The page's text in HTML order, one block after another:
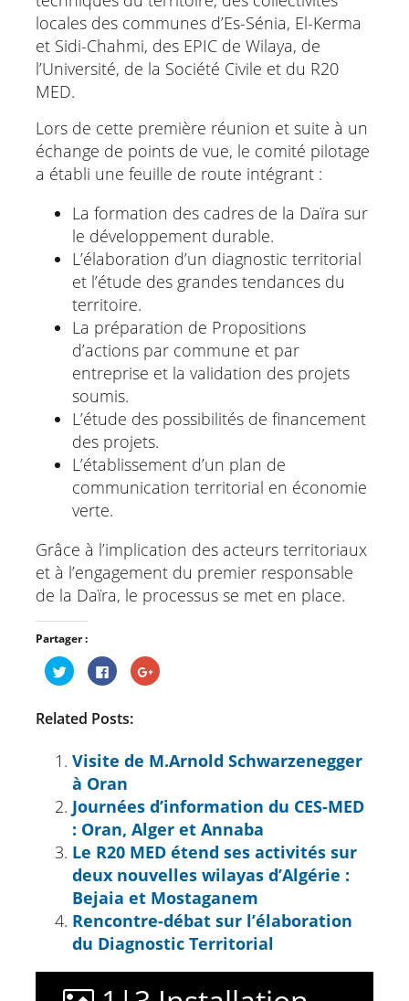
locales des communes d’Es-Sénia, El-Kerma
et Sidi-Chahmi, des EPIC de Wilaya, de
l’Université, de la Société Civile et du R20
MED.
Lors de cette première réunion et suite à un
échange de points de vue, le comité pilotage
a établi une feuille de route intégrant :
La formation des cadres de la Daïra sur
le développement durable.
L’élaboration d’un diagnostic territorial
et l’étude des grandes tendances du
territoire.
La préparation de Propositions
d’actions par commune et par
entreprise et la validation des projets
soumis.
L’étude des possibilités de financement
des projets.
L’établissement d’un plan de
communication territorial en économie
verte.
Grâce à l’implication des acteurs territoriaux
et à l’engagement du premier responsable
de la Daïra, le processus se met en place.
Partager :
Cliquez
pour
partager
Twitter(ouvre
dans
fenêtre)
Cliquez
pour
partager
Facebook(ouvre
dans
fenêtre)
Cliquez
pour
nouvelle
fenêtre)
Related Posts:
Visite de M.Arnold Schwarzenegger
à Oran
Journées d’information du CES-MED
: Oran, Alger et Annaba
Le R20 MED étend ses activités sur
deux nouvelles wilayas d’Algérie :
Bejaia et Mostaganem
Rencontre-débat sur l’élaboration
du Diagnostic Territorial